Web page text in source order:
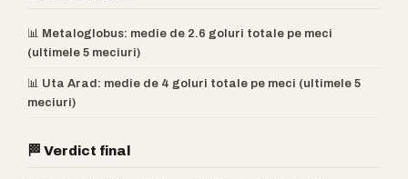
📊 Metaloglobus: medie de 2.6 goluri totale pe meci
(ultimele 5 meciuri)
📊 Uta Arad: medie de 4 goluri totale pe meci (ultimele 5
meciuri)
🏁 Verdict final